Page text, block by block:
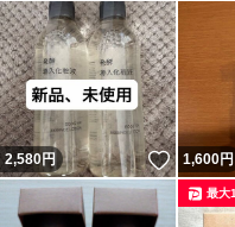
2,580円 いいね
1,600円
最大